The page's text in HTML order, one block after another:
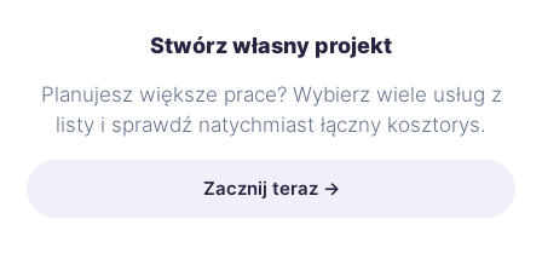
Stwórz własny projekt
Planujesz większe prace? Wybierz wiele usług z
listy i sprawdź natychmiast łączny kosztorys.
Zacznij teraz →